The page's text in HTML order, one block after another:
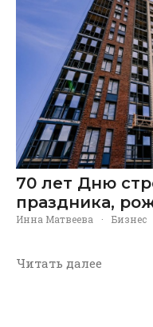
70 лет Дню
праздника,
Инна Матвеева · Бизнес
Читать далее